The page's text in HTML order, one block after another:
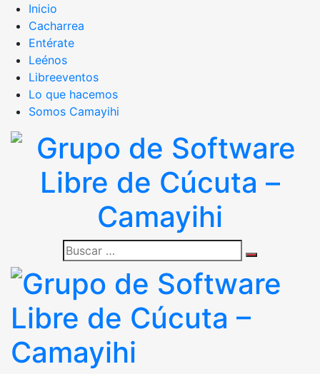
Skip
content
Inicio
Cacharrea
Entérate
Leénos
Libreeventos
Lo que hacemos
Somos Camayihi
Grupo de Software
Libre de Cúcuta –
Camayihi
Comunidad de Software Libre de Cúcuta
Search
for: